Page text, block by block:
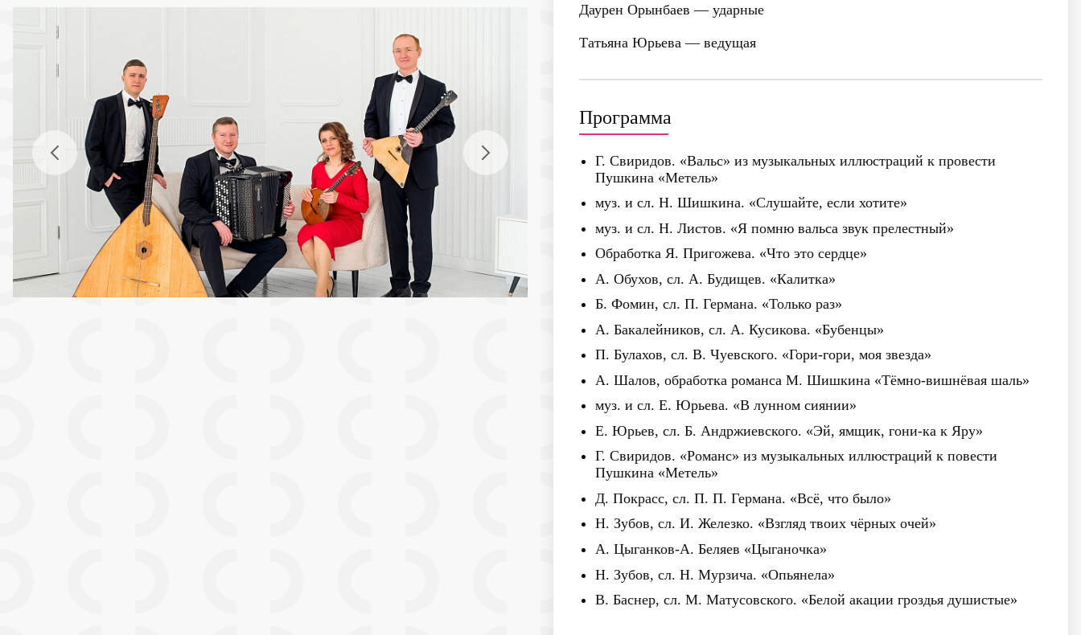
Даурен Орынбаев — ударные
Татьяна Юрьева — ведущая
Программа
Г. Свиридов. «Вальс» из музыкальных иллюстраций к провести
Пушкина «Метель»
муз. и сл. Н. Шишкина. «Слушайте, если хотите»
муз. и сл. Н. Листов. «Я помню вальса звук прелестный»
Обработка Я. Пригожева. «Что это сердце»
А. Обухов, сл. А. Будищев. «Калитка»
Б. Фомин, сл. П. Германа. «Только раз»
А. Бакалейников, сл. А. Кусикова. «Бубенцы»
П. Булахов, сл. В. Чуевского. «Гори-гори, моя звезда»
А. Шалов, обработка романса М. Шишкина «Тёмно-вишнёвая шаль»
муз. и сл. Е. Юрьева. «В лунном сиянии»
Е. Юрьев, сл. Б. Андржиевского. «Эй, ямщик, гони-ка к Яру»
Г. Свиридов. «Романс» из музыкальных иллюстраций к повести
Пушкина «Метель»
Д. Покрасс, сл. П. П. Германа. «Всё, что было»
Н. Зубов, сл. И. Железко. «Взгляд твоих чёрных очей»
А. Цыганков-А. Беляев «Цыганочка»
Н. Зубов, сл. Н. Мурзича. «Опьянела»
В. Баснер, сл. М. Матусовского. «Белой акации гроздья душистые»